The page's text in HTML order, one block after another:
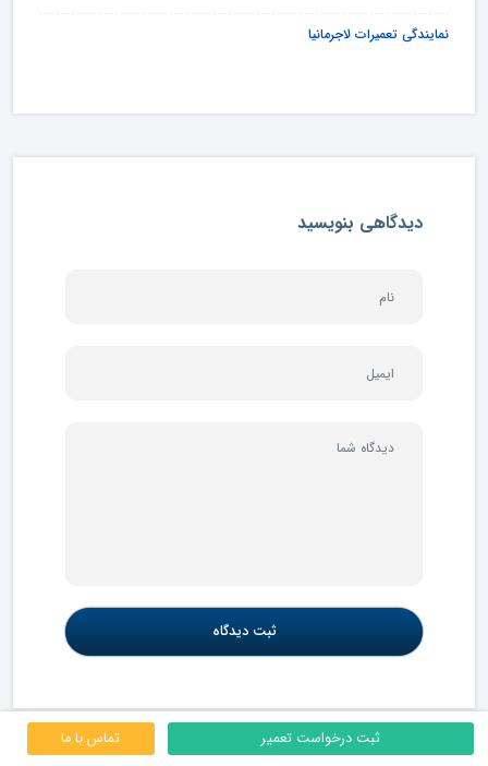
ثبت درخواست تعمیر تماس با ما
نمایندگی تعمیرات لاجرمانیا
دیدگاهی بنویسید